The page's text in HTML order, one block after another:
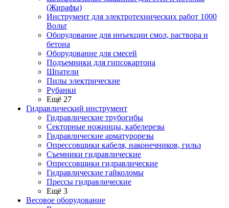
(Жирафы)
Инструмент для электротехнических работ 1000
Вольт
Оборудование для инъекции смол, раствора и
бетона
Оборудование для смесей
Подъемники для гипсокартона
Шпатели
Пилы электрические
Рубанки
Ещё 27
Гидравлический инструмент
Гидравлические трубогибы
Секторные ножницы, кабелерезы
Гидравлические арматурорезы
Опрессовщики кабеля, наконечников, гильз
Съемники гидравлические
Опрессовщики гидравлические
Гидравлические гайколомы
Прессы гидравлические
Ещё 3
Весовое оборудование